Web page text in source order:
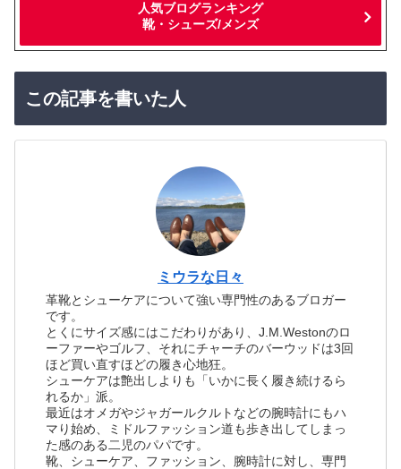
人気ブログランキング
靴・シューズ/メンズ
この記事を書いた人
ミウラな日々
革靴とシューケアについて強い専門性のあるブロガー
です。
とくにサイズ感にはこだわりがあり、J.M.Westonのロ
ーファーやゴルフ、それにチャーチのバーウッドは3回
ほど買い直すほどの履き心地狂。
シューケアは艶出しよりも「いかに長く履き続けるら
れるか」派。
最近はオメガやジャガールクルトなどの腕時計にもハ
マり始め、ミドルファッション道も歩き出してしまっ
た感のある二児のパパです。
靴、シューケア、ファッション、腕時計に対し、専門